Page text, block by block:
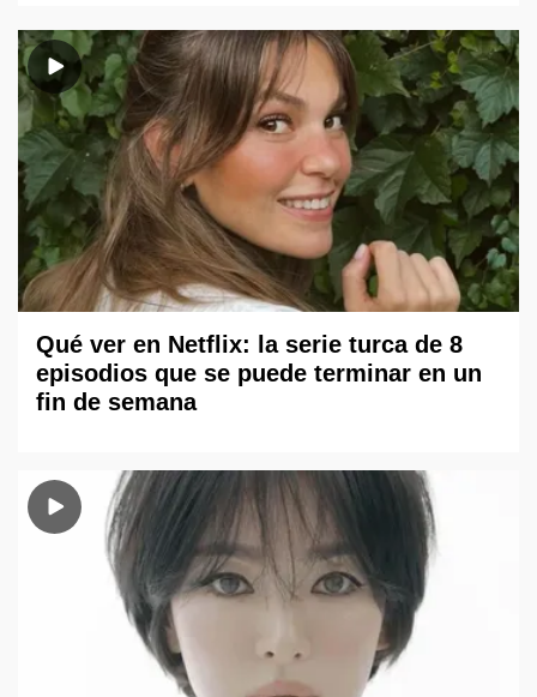
Qué ver en Netflix: la serie turca de 8
episodios que se puede terminar en un
fin de semana